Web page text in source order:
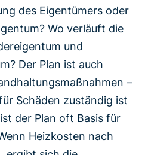
des Eigentümers oder
Wo verläuft die
und
Der Plan ist auch
–
Schäden zuständig ist
der Plan oft Basis für
Heizkosten nach